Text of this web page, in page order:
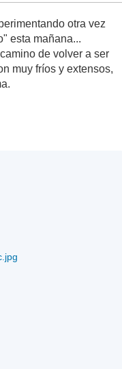
otra vez
esta mañana...
de volver a ser
muy fríos y extensos,